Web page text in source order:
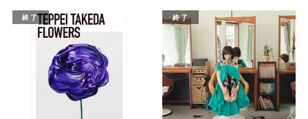
終了 終了